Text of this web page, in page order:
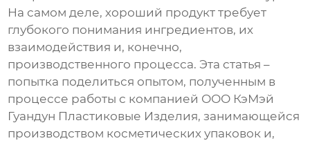
На самом деле, хороший продукт требует
глубокого понимания ингредиентов, их
взаимодействия и, конечно,
производственного процесса. Эта статья –
попытка поделиться опытом, полученным в
процессе работы с компанией ООО КэМэй
Гуандун Пластиковые Изделия, занимающейся
производством косметических упаковок и,